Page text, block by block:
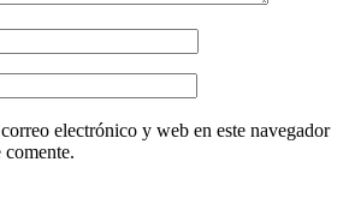
electrónico y web en este navegador